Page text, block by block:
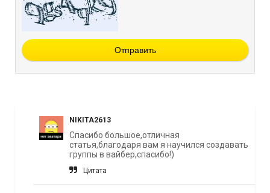
Отправить
NIKITA2613
Спасибо большое,отличная
статья,благодаря вам я научился создавать
группы в вайбер,спасибо!)
Цитата